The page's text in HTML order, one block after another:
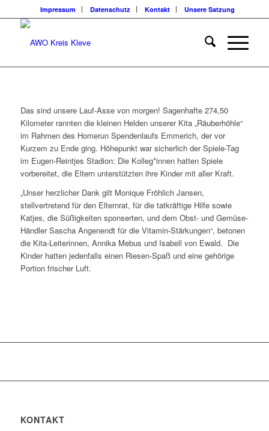
Impressum Datenschutz Kontakt Unsere Satzung
Das sind unsere Lauf-Asse von morgen! Sagenhafte 274,50
Kilometer rannten die kleinen Helden unserer Kita „Räuberhöhle“
im Rahmen des Homerun Spendenlaufs Emmerich, der vor
Kurzem zu Ende ging. Höhepunkt war sicherlich der Spiele-Tag
im Eugen-Reintjes Stadion: Die Kolleg*innen hatten Spiele
vorbereitet, die Eltern unterstützten ihre Kinder mit aller Kraft.
„Unser herzlicher Dank gilt Monique Fröhlich Jansen,
stellvertretend für den Elternrat, für die tatkräftige Hilfe sowie
Katjes, die Süßigkeiten sponserten, und dem Obst- und Gemüse-
Händler Sascha Angenendt für die Vitamin-Stärkungen“, betonen
die Kita-Leiterinnen, Annika Mebus und Isabell von Ewald. Die
Kinder hatten jedenfalls einen Riesen-Spaß und eine gehörige
Portion frischer Luft.
KONTAKT